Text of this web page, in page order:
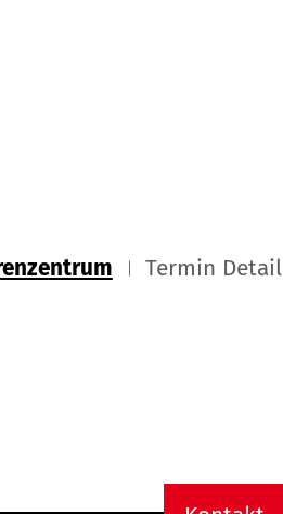
Termin Detail